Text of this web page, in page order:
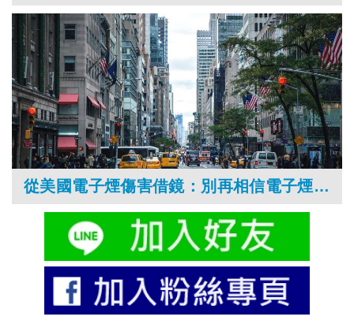
從美國電子煙傷害借鏡：別再相信電子煙可協助戒菸！